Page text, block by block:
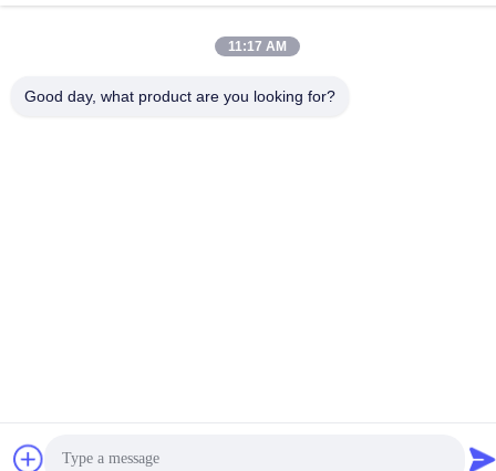
プライバシーポリシー |地図
11:17 AM
Good day, what product are you looking for?